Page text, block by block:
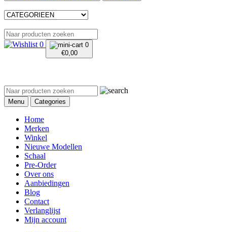
0
0
€0,00
Menu Categories
Home
Merken
Winkel
Nieuwe Modellen
Schaal
Pre-Order
Over ons
Aanbiedingen
Blog
Contact
Verlanglijst
Mijn account